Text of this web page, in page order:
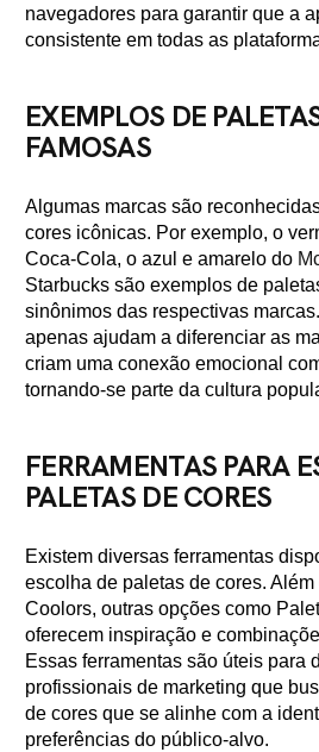
navegadores para garantir que a
consistente em todas as
EXEMPLOS DE
FAMOSAS
Algumas marcas são
cores icônicas. Por exemplo, o
Coca-Cola, o azul e amarelo do
Starbucks são exemplos de
sinônimos das respectivas
apenas ajudam a diferenciar as
criam uma conexão emocional
tornando-se parte da cultura
FERRAMENTAS PARA
PALETAS DE CORES
Existem diversas ferramentas
escolha de paletas de cores.
Coolors, outras opções como
oferecem inspiração e
Essas ferramentas são úteis para
profissionais de marketing que
de cores que se alinhe com a
preferências do público-alvo.